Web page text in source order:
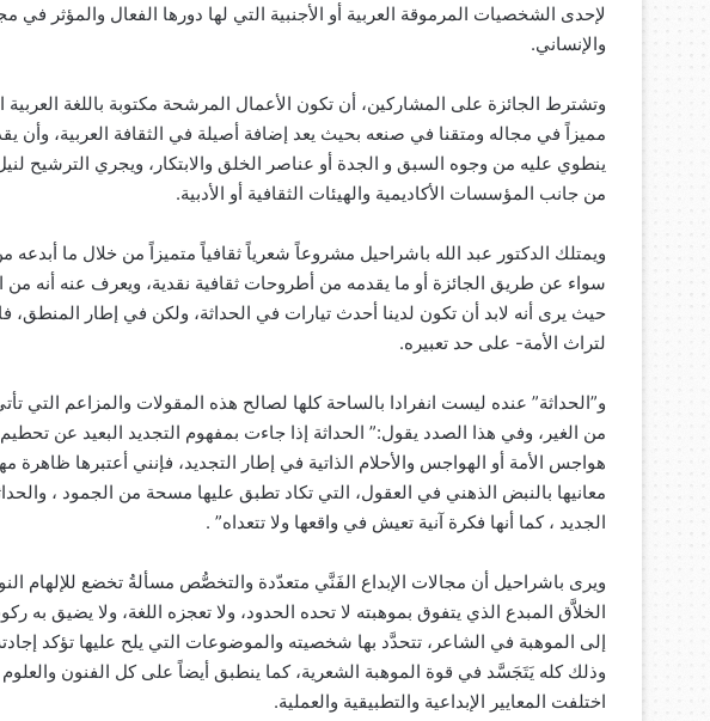
لإحدى الشخصيات المرموقة العربية أو الأجنبية التي لها دورها الفعال والمؤثر في
والإنساني.
وتشترط الجائزة على المشاركين، أن تكون الأعمال المرشحة مكتوبة باللغة
مميزاً في مجاله ومتقنا في صنعه بحيث يعد إضافة أصيلة في الثقافة العربية، وأن
ينطوي عليه من وجوه السبق و الجدة أو عناصر الخلق والابتكار، ويجري الترشيح
من جانب المؤسسات الأكاديمية والهيئات الثقافية أو الأدبية.
ويمتلك الدكتور عبد الله باشراحيل مشروعاً شعرياً ثقافياً متميزاً من خلال ما أبدعه
سواء عن طريق الجائزة أو ما يقدمه من أطروحات ثقافية نقدية، ويعرف عنه أنه من
حيث يرى أنه لابد أن تكون لدينا أحدث تيارات في الحداثة، ولكن في إطار المنطق،
لتراث الأمة- على حد تعبيره.
و”الحداثة” عنده ليست انفرادا بالساحة كلها لصالح هذه المقولات والمزاعم التي
من الغير، وفي هذا الصدد يقول:” الحداثة إذا جاءت بمفهوم التجديد البعيد عن
هواجس الأمة أو الهواجس والأحلام الذاتية في إطار التجديد، فإنني أعتبرها
معانيها بالنبض الذهني في العقول، التي تكاد تطبق عليها مسحة من الجمود ،
الجديد ، كما أنها فكرة آنية تعيش في واقعها ولا تتعداه” .
ويرى باشراحيل أن مجالات الإبداع الفَنَّي متعدّدة والتخصُّص مسألةُ تخضع للإلهام
الخلاَّق المبدع الذي يتفوق بموهبته لا تحده الحدود، ولا تعجزه اللغة، ولا يضيق
إلى الموهبة في الشاعر، تتحدَّد بها شخصيته والموضوعات التي يلح عليها تؤكد
وذلك كله يَتَجَسَّد في قوة الموهبة الشعرية، كما ينطبق أيضاً على كل الفنون
اختلفت المعايير الإبداعية والتطبيقية والعملية.